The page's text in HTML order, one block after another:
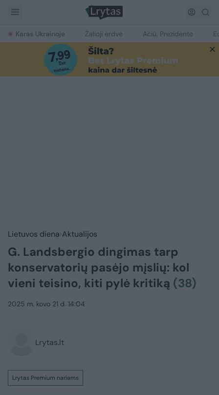
Karas Ukrainoje Žalioji erdvė Ačiū, Prezidente
Lietuvos diena Aktualijos
G. Landsbergio dingimas tarp
konservatorių pasėjo mįslių: kol
vieni teisino, kiti pylė kritiką (38)
2025 m. kovo 21 d. 14:04
Lrytas.lt
Lrytas Premium nariams